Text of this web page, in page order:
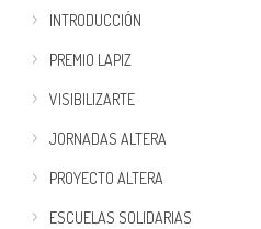
INTRODUCCIÓN
PREMIO LAPIZ
VISIBILIZARTE
JORNADAS ALTERA
PROYECTO ALTERA
ESCUELAS SOLIDARIAS